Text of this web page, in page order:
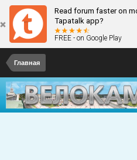
Read forum faster on
Tapatalk app?
FREE - on Google Play
Главная